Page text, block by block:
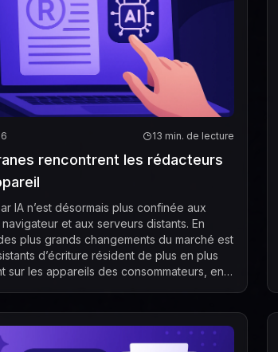
13 min. de lecture
rencontrent les rédacteurs
IA n’est désormais plus confinée aux
et aux serveurs distants. En
plus grands changements du marché est
d’écriture résident de plus en plus
sur les appareils des consommateurs, en